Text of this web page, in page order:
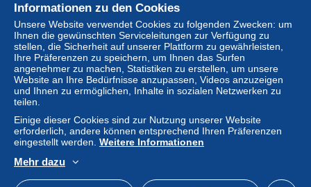
Informationen zu den Cookies
Unsere Website verwendet Cookies zu folgenden Zwecken: um
Ihnen die gewünschten Serviceleitungen zur Verfügung zu
stellen, die Sicherheit auf unserer Plattform zu gewährleisten,
Ihre Präferenzen zu speichern, um Ihnen das Surfen
angenehmer zu machen, Statistiken zu erstellen, um unsere
Website an Ihre Bedürfnisse anzupassen, Videos anzuzeigen
und Ihnen zu ermöglichen, Inhalte in sozialen Netzwerken zu
teilen.
Einige dieser Cookies sind zur Nutzung unserer Website
erforderlich, andere können entsprechend Ihren Präferenzen
eingestellt werden. Weitere Informationen
Mehr dazu